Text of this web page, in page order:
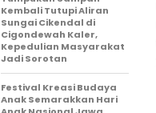
Kembali Tutupi Aliran
Sungai Cikendal di
Cigondewah Kaler,
Kepedulian Masyarakat
Jadi Sorotan
Festival Kreasi Budaya
Anak Semarakkan Hari